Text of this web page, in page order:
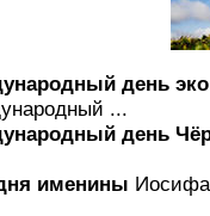
день
...
день
именины